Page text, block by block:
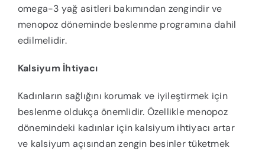
omega-3 yağ asitleri bakımından zengindir ve
menopoz döneminde beslenme programına dahil
edilmelidir.
Kalsiyum İhtiyacı
Kadınların sağlığını korumak ve iyileştirmek için
beslenme oldukça önemlidir. Özellikle menopoz
dönemindeki kadınlar için kalsiyum ihtiyacı artar
ve kalsiyum açısından zengin besinler tüketmek